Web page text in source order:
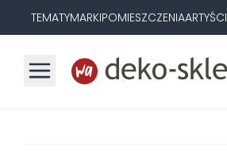
TEMATYMARKIPOMIESZCZENIAARTYŚCI